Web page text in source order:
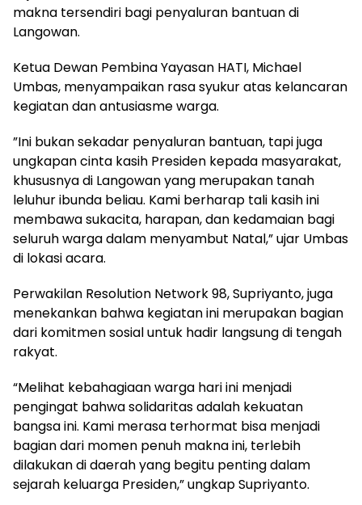
makna tersendiri bagi penyaluran bantuan di
Langowan.
Ketua Dewan Pembina Yayasan HATI, Michael
Umbas, menyampaikan rasa syukur atas kelancaran
kegiatan dan antusiasme warga.
”Ini bukan sekadar penyaluran bantuan, tapi juga
ungkapan cinta kasih Presiden kepada masyarakat,
khususnya di Langowan yang merupakan tanah
leluhur ibunda beliau. Kami berharap tali kasih ini
membawa sukacita, harapan, dan kedamaian bagi
seluruh warga dalam menyambut Natal,” ujar Umbas
di lokasi acara.
Perwakilan Resolution Network 98, Supriyanto, juga
menekankan bahwa kegiatan ini merupakan bagian
dari komitmen sosial untuk hadir langsung di tengah
rakyat.
“Melihat kebahagiaan warga hari ini menjadi
pengingat bahwa solidaritas adalah kekuatan
bangsa ini. Kami merasa terhormat bisa menjadi
bagian dari momen penuh makna ini, terlebih
dilakukan di daerah yang begitu penting dalam
sejarah keluarga Presiden,” ungkap Supriyanto.